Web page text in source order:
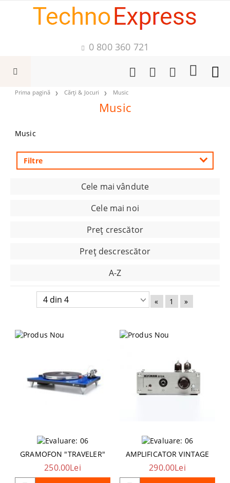
0 800 360 721
Prima pagină Cărți & Jocuri Music
Music
Music
Filtre
Cele mai vândute
Cele mai noi
Preţ crescător
Preţ descrescător
A-Z
« 1 »
GRAMOFON "TRAVELER"
250.00Lei
AMPLIFICATOR VINTAGE
290.00Lei